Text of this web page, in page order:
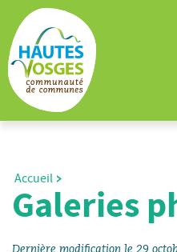
Accueil
Galeries
Dernière modification le 29